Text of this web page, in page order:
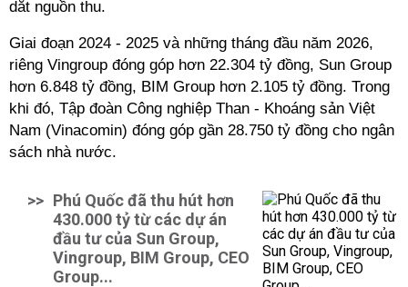
dắt nguồn thu.
Giai đoạn 2024 - 2025 và những tháng đầu năm 2026,
riêng Vingroup đóng góp hơn 22.304 tỷ đồng, Sun Group
hơn 6.848 tỷ đồng, BIM Group hơn 2.105 tỷ đồng. Trong
khi đó, Tập đoàn Công nghiệp Than - Khoáng sản Việt
Nam (Vinacomin) đóng góp gần 28.750 tỷ đồng cho ngân
sách nhà nước.
>> Phú Quốc đã thu hút hơn
430.000 tỷ từ các dự án
đầu tư của Sun Group,
Vingroup, BIM Group, CEO
Group...